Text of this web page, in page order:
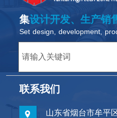
集设计开发、生产销
Set design, development,
请输入关键词
联系我们
山东省烟台市牟平